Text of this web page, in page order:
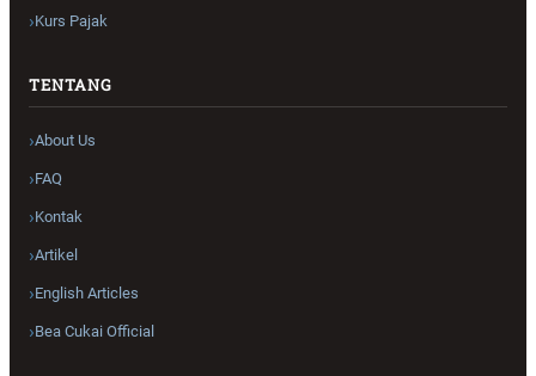
Kurs Pajak
TENTANG
About Us
FAQ
Kontak
Artikel
English Articles
Bea Cukai Official